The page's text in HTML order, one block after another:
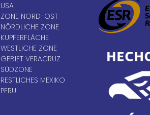
USA
ZONE NORD-OST
NÖRDLICHE ZONE
KUPFERFLÄCHE
WESTLICHE ZONE
GEBIET VERACRUZ
SÜDZONE
RESTLICHES MEXIKO
PERU